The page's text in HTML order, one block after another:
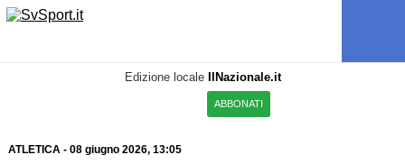
Edizione locale IlNazionale.it
ABBONATI
ATLETICA- 08 giugno 2026, 13:05